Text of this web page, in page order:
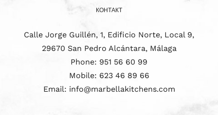
КОНТАКТ
Calle Jorge Guillén, 1, Edificio Norte, Local 9,
29670 San Pedro Alcántara, Málaga
Phone: 951 56 60 99
Mobile: 623 46 89 66
Email: info@marbellakitchens.com